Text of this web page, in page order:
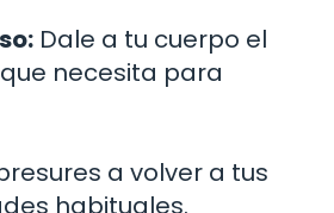
Dale a tu cuerpo el
necesita para
a volver a tus
habituales.